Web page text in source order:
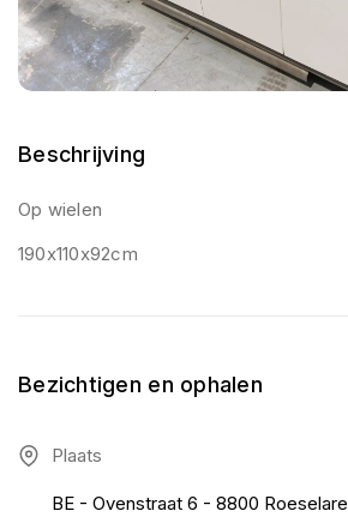
Beschrijving
Op wielen
190x110x92cm
Bezichtigen en ophalen
Plaats
BE - Ovenstraat 6 - 8800 Roeselare